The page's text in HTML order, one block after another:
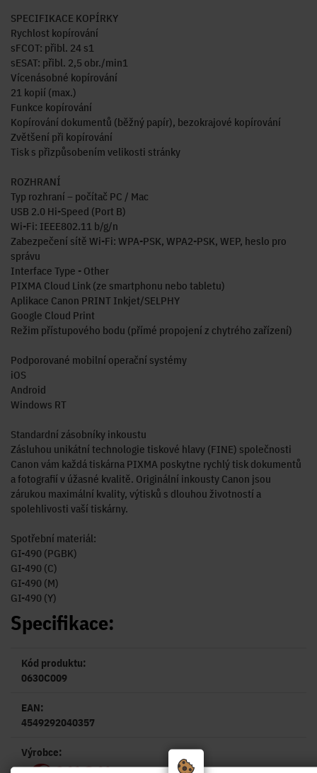
SPECIFIKACE KOPÍRKY
Rychlost kopírování
sFCOT: přibl. 24 s1
sESAT: přibl. 2,5 obr./min1
Vícenásobné kopírování
21 kopií (max.)
Funkce kopírování
Kopírování dokumentů (běžný papír), bezokrajové kopírování
Zvětšení při kopírování
Tisk s přizpůsobením velikosti stránky
ROZHRANÍ
Typ rozhraní – počítač PC / Mac
USB 2.0 Hi-Speed (Port B)
Wi-Fi: IEEE802.11 b/g/n
Zabezpečení sítě Wi-Fi: WPA-PSK, WPA2-PSK, WEP, heslo pro
správu
Interface Type - Other
PIXMA Cloud Link (ze smartphonu nebo tabletu)
Aplikace Canon PRINT Inkjet/SELPHY
Google Cloud Print
Režim přístupového bodu (přímé propojení z chytrého zařízení)
Podporované mobilní operační systémy
iOS
Android
Windows RT
Standardní zásobníky inkoustu
Zásluhou unikátní technologie tiskové hlavy (FINE) společnosti
Canon vám každá tiskárna PIXMA poskytne rychlý tisk dokumentů
a fotografií v úžasné kvalitě. Originální inkousty Canon jsou
zárukou maximální kvality, výtisků s dlouhou životností a
spolehlivosti vaší tiskárny.
Spotřební materiál:
GI-490 (PGBK)
GI-490 (C)
GI-490 (M)
GI-490 (Y)
Specifikace:
Kód produktu:
0630C009
EAN:
4549292040357
Výrobce: